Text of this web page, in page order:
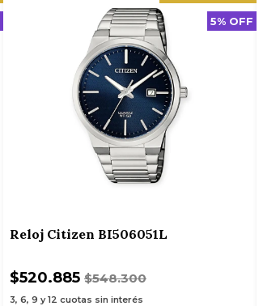
5% OFF
Reloj Citizen BI506051L
$520.885 $548.300
3, 6, 9 y 12 cuotas sin interés